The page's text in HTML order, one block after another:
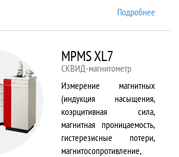
Подробнее
MPMS XL7
СКВИД-магнитометр
Измерение магнитных
(индукция насыщения,
коэрцитивная сила,
магнитная проницаемость,
гистерезисные потери,
магнитосопротивление,